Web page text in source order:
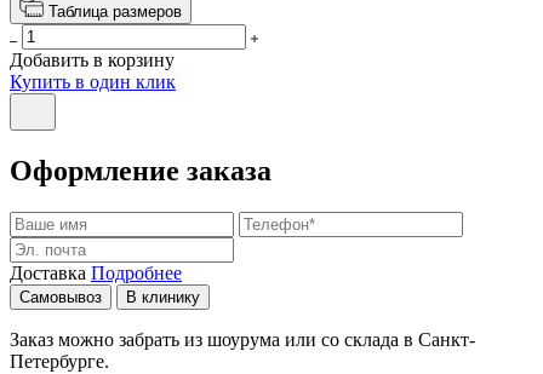
Таблица размеров
Добавить в корзину
Купить в один клик
Оформление заказа
Доставка Подробнее
Самовывоз В клинику
Заказ можно забрать из шоурума или со склада в Санкт-
Петербурге.